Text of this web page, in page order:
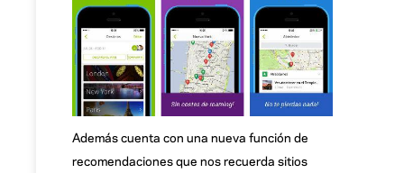
Además cuenta con una nueva función de
recomendaciones que nos recuerda sitios